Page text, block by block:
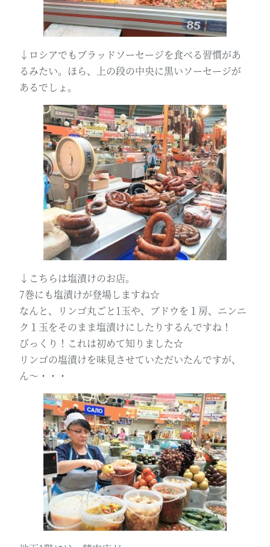
↓ロシアでもブラッドソーセージを食べる習慣があ
るみたい。ほら、上の段の中央に黒いソーセージが
あるでしょ。
↓こちらは塩漬けのお店。
7巻にも塩漬けが登場しますね☆
なんと、リンゴ丸ごと1玉や、ブドウを１房、ニンニ
ク１玉をそのまま塩漬けにしたりするんですね！
びっくり！これは初めて知りました☆
リンゴの塩漬けを味見させていただいたんですが、
ん～・・・